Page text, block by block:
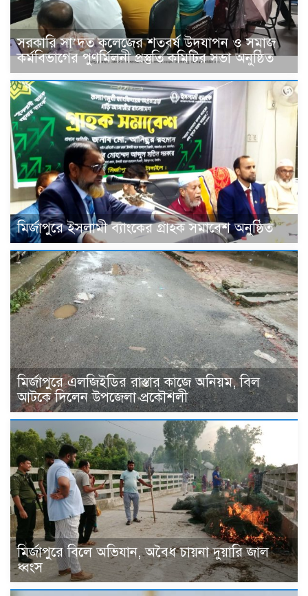
সরকারি সা’দত কলেজের শতবর্ষ উদযাপন ও সমাজ
কর্মবিভাগের পুণর্মিলনী প্রস্তুতি কমিটির সভা অনুষ্ঠিত
মির্জাপুরে ইসলামী ব্যাংকের গ্রাহক সমাবেশ অনুষ্ঠিত
মির্জাপুরে এলজিইডির রাস্তার কাজে অনিয়ম, বিল
আটকে দিলেন উপজেলা প্রকৌশলী
মির্জাপুরে বিলে অভিযান, অবৈধ চায়না দুয়ারি জাল
ধ্বংস